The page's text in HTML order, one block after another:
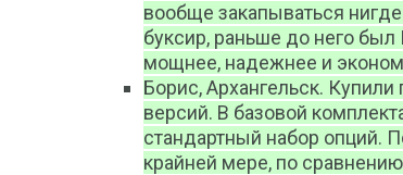
вообще закапываться
буксир, раньше до него
мощнее, надежнее и
Борис, Архангельск.
версий. В базовой
стандартный набор опций.
крайней мере, по